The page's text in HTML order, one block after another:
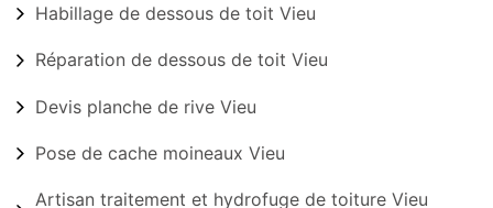
Habillage de dessous de toit Vieu
Réparation de dessous de toit Vieu
Devis planche de rive Vieu
Pose de cache moineaux Vieu
Artisan traitement et hydrofuge de toiture Vieu